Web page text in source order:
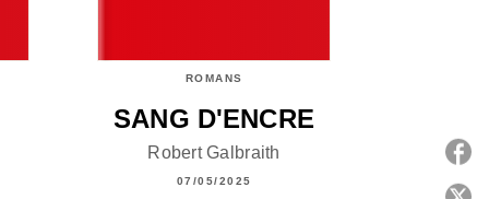
ROMANS
SANG D'ENCRE
Robert Galbraith
07/05/2025